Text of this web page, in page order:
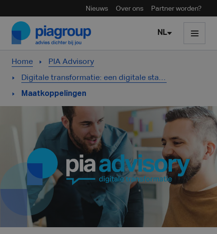
Nieuws Over ons Partner worden?
Skip to content
NL
Home PIA Advisory
Digitale transformatie: een digitale stap voorwaarts.
Maatkoppelingen